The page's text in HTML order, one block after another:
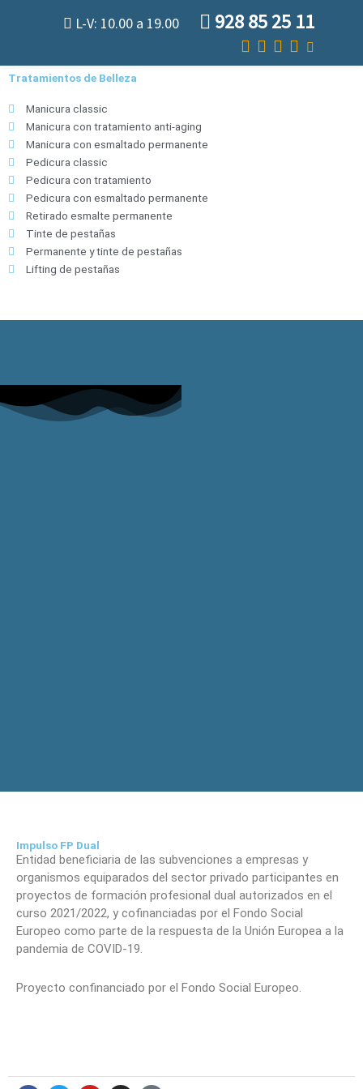
Tratamientos de Belleza
Manicura classic
Manicura con tratamiento anti-aging
Manicura con esmaltado permanente
Pedicura classic
Pedicura con tratamiento
Pedicura con esmaltado permanente
Retirado esmalte permanente
Tinte de pestañas
Permanente y tinte de pestañas
Lifting de pestañas
Impulso FP Dual
Entidad beneficiaria de las subvenciones a empresas y
organismos equiparados del sector privado participantes en
proyectos de formación profesional dual autorizados en el
curso 2021/2022, y cofinanciadas por el Fondo Social
Europeo como parte de la respuesta de la Unión Europea a la
pandemia de COVID-19.
Proyecto confinanciado por el Fondo Social Europeo.
L-V: 10.00 a 19.00 928 85 25 11